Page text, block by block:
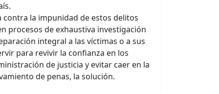
contra la impunidad de estos delitos
procesos de exhaustiva investigación
integral a las víctimas o a sus
para revivir la confianza en los
de justicia y evitar caer en la
de penas, la solución.